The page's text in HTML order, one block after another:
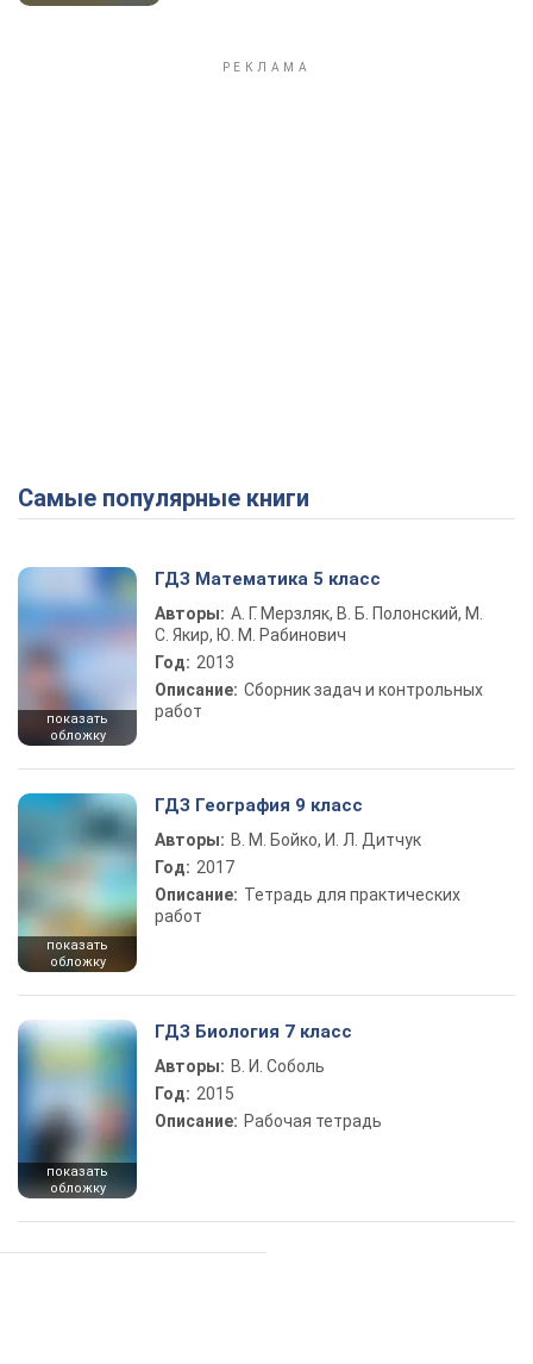
Самые популярные книги
показать
обложку
ГДЗ Математика 5 класс
Авторы: А. Г. Мерзляк, В. Б. Полонский, М.
С. Якир, Ю. М. Рабинович
Год: 2013
Описание: Сборник задач и контрольных
работ
показать
обложку
ГДЗ География 9 класс
Авторы: В. М. Бойко, И. Л. Дитчук
Год: 2017
Описание: Тетрадь для практических
работ
показать
обложку
ГДЗ Биология 7 класс
Авторы: В. И. Соболь
Год: 2015
Описание: Рабочая тетрадь